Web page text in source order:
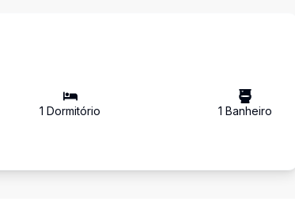
1 Dormitório 1 Banheiro